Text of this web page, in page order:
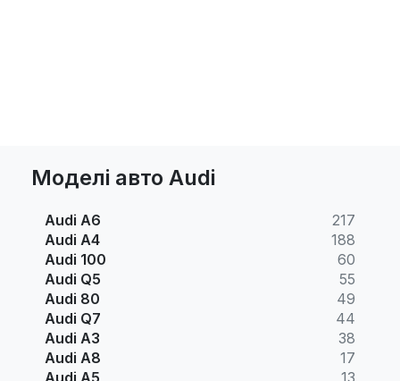
Моделі авто Audi
Audi A6
217
Audi A4
188
Audi 100
60
Audi Q5
55
Audi 80
49
Audi Q7
44
Audi A3
38
Audi A8
17
Audi A5
13